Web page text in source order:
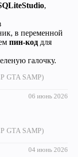
,
в переменной
пин-код для
галочку.
GTA SAMP)
06 июнь 2026
GTA SAMP)
04 июнь 2026